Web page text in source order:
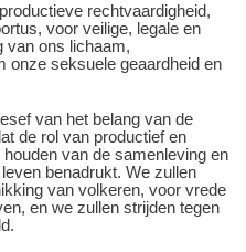
rechtvaardigheid,
voor veilige, legale en
van ons lichaam,
onze seksuele geaardheid en
van het belang van de
de rol van productief en
van de samenleving en
benadrukt. We zullen
van volkeren, voor vrede
en we zullen strijden tegen